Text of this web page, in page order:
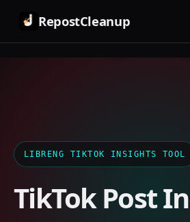
RepostCleanup
LIBRENG TIKTOK INSIGHTS TOOL
TikTok Post